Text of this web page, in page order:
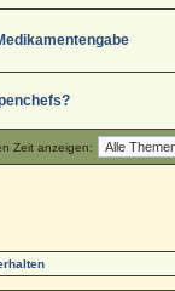
Zeit anzeigen: